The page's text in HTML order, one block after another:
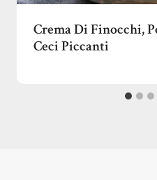
Crema Di Finocchi,
Ceci Piccanti